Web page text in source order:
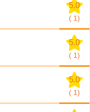
5.0
( 1)
5.0
( 1)
5.0
( 1)